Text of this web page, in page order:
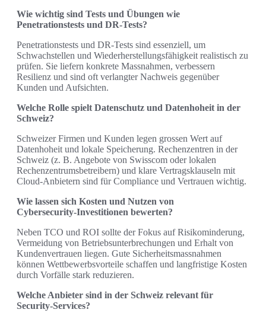
Wie wichtig sind Tests und Übungen wie
Penetrationstests und DR‑Tests?
Penetrationstests und DR‑Tests sind essenziell, um
Schwachstellen und Wiederherstellungsfähigkeit realistisch zu
prüfen. Sie liefern konkrete Massnahmen, verbessern
Resilienz und sind oft verlangter Nachweis gegenüber
Kunden und Aufsichten.
Welche Rolle spielt Datenschutz und Datenhoheit in der
Schweiz?
Schweizer Firmen und Kunden legen grossen Wert auf
Datenhoheit und lokale Speicherung. Rechenzentren in der
Schweiz (z. B. Angebote von Swisscom oder lokalen
Rechenzentrumsbetreibern) und klare Vertragsklauseln mit
Cloud‑Anbietern sind für Compliance und Vertrauen wichtig.
Wie lassen sich Kosten und Nutzen von
Cybersecurity‑Investitionen bewerten?
Neben TCO und ROI sollte der Fokus auf Risikominderung,
Vermeidung von Betriebsunterbrechungen und Erhalt von
Kundenvertrauen liegen. Gute Sicherheitsmassnahmen
können Wettbewerbsvorteile schaffen und langfristige Kosten
durch Vorfälle stark reduzieren.
Welche Anbieter sind in der Schweiz relevant für
Security‑Services?